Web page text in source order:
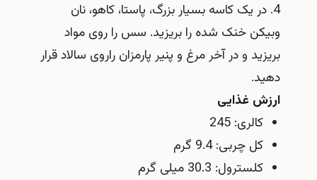
4. در یک کاسه بسیار بزرگ، پاستا، کاهو، نان
وبیکن خنک شده را بریزید. سس را روی مواد
بریزید و در آخر مرغ و پنیر پارمزان راروی سالاد قرار
دهید.
ارزش غذایی
کالری: 245
کل چربی: 9.4 گرم
کلسترول: 30.3 میلی گرم